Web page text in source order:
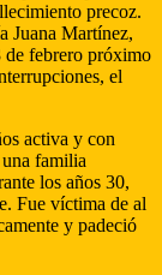
precoz.
Juana Martínez,
de febrero próximo
el
activa y con
familia
los años 30,
Fue víctima de al
y padeció